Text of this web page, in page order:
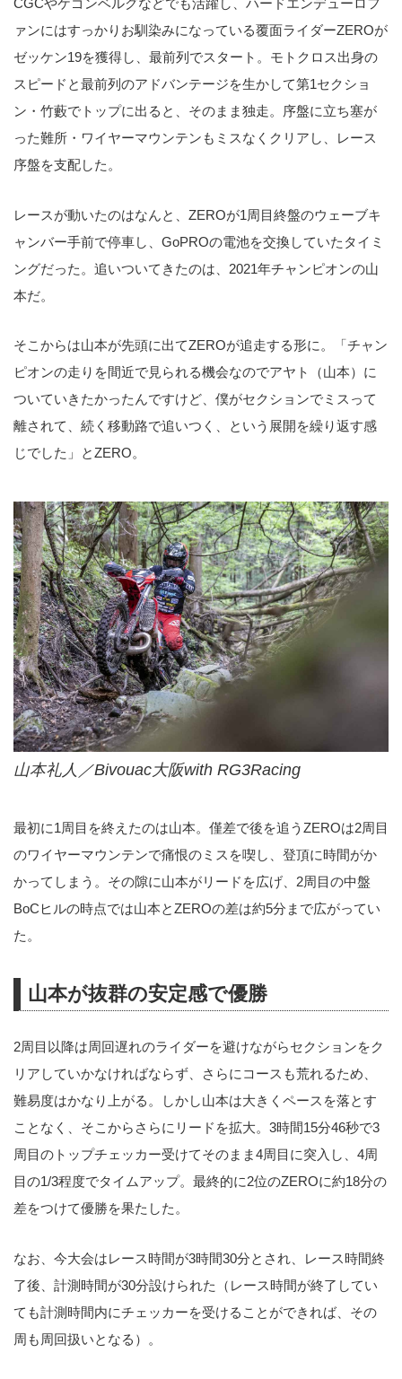
CGCやケゴンベルグなどでも活躍し、ハードエンデューロフ
ァンにはすっかりお馴染みになっている覆面ライダーZEROが
ゼッケン19を獲得し、最前列でスタート。モトクロス出身の
スピードと最前列のアドバンテージを生かして第1セクショ
ン・竹藪でトップに出ると、そのまま独走。序盤に立ち塞が
った難所・ワイヤーマウンテンもミスなくクリアし、レース
序盤を支配した。
レースが動いたのはなんと、ZEROが1周目終盤のウェーブキ
ャンバー手前で停車し、GoPROの電池を交換していたタイミ
ングだった。追いついてきたのは、2021年チャンピオンの山
本だ。
そこからは山本が先頭に出てZEROが追走する形に。「チャン
ピオンの走りを間近で見られる機会なのでアヤト（山本）に
ついていきたかったんですけど、僕がセクションでミスって
離されて、続く移動路で追いつく、という展開を繰り返す感
じでした」とZERO。
山本礼人／Bivouac大阪with RG3Racing
最初に1周目を終えたのは山本。僅差で後を追うZEROは2周目
のワイヤーマウンテンで痛恨のミスを喫し、登頂に時間がか
かってしまう。その隙に山本がリードを広げ、2周目の中盤
BoCヒルの時点では山本とZEROの差は約5分まで広がってい
た。
山本が抜群の安定感で優勝
2周目以降は周回遅れのライダーを避けながらセクションをク
リアしていかなければならず、さらにコースも荒れるため、
難易度はかなり上がる。しかし山本は大きくペースを落とす
ことなく、そこからさらにリードを拡大。3時間15分46秒で3
周目のトップチェッカー受けてそのまま4周目に突入し、4周
目の1/3程度でタイムアップ。最終的に2位のZEROに約18分の
差をつけて優勝を果たした。
なお、今大会はレース時間が3時間30分とされ、レース時間終
了後、計測時間が30分設けられた（レース時間が終了してい
ても計測時間内にチェッカーを受けることができれば、その
周も周回扱いとなる）。